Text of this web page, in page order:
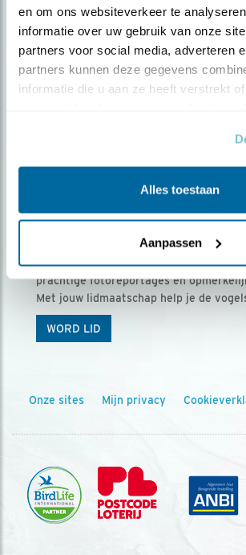
en om ons websiteverkeer te
informatie over uw gebruik van onze
partners voor social media, adverteren
partners kunnen deze gegevens
informatie die u aan ze heeft verstrekt
Alles toestaan
Aanpassen
Ontvang 5 x Vogels voor €
Vogels is het tijdschrift voor onze
prachtige fotoreportages en
Met jouw lidmaatschap help je de
WORD LID
Onze sites Mijn privacy